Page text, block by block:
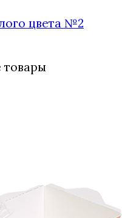
цвета №2